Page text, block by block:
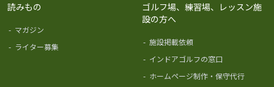
読みもの
- マガジン
- ライター募集
ゴルフ場、練習場、レッスン施
設の方へ
- 施設掲載依頼
- インドアゴルフの窓口
- ホームページ制作・保守代行